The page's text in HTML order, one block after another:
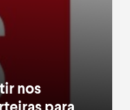
nos
para